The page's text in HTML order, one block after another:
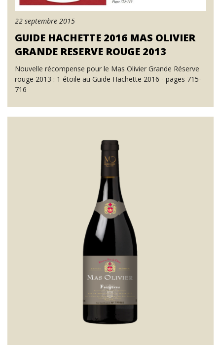
22 septembre 2015
GUIDE HACHETTE 2016 MAS OLIVIER
GRANDE RESERVE ROUGE 2013
Nouvelle récompense pour le Mas Olivier Grande Réserve
rouge 2013 : 1 étoile au Guide Hachette 2016 - pages 715-
716